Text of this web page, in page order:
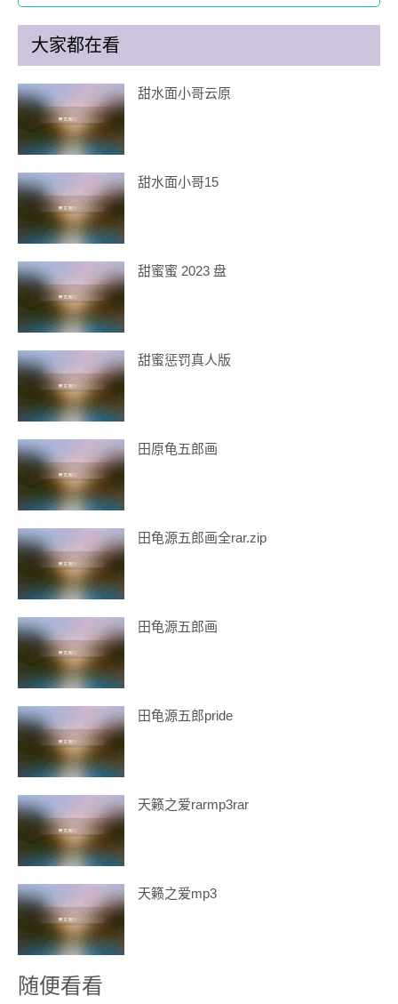
大家都在看
甜水面小哥云原
甜水面小哥15
甜蜜蜜 2023 盘
甜蜜惩罚真人版
田原龟五郎画
田龟源五郎画全rar.zip
田龟源五郎画
田龟源五郎pride
天籁之爱rarmp3rar
天籁之爱mp3
随便看看